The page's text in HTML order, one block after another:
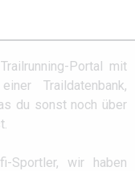
Portal mit
Traildatenbank,
du sonst noch über
Sportler, wir haben